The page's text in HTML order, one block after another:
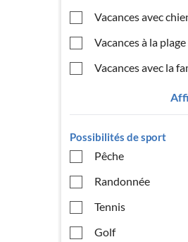
Vacances avec
Vacances à la plage
Vacances avec la
Possibilités de sport
Pêche
Randonnée
Tennis
Golf